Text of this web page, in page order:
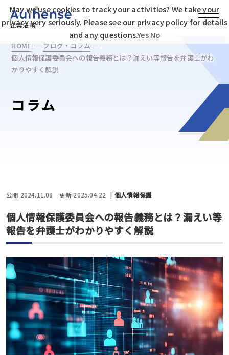
企業法務
HOME
ブログ・コラム
個人情報保護委員会への報告義務とは？漏えい等報告を弁護士がわ
かりやすく解説
コラム
公開 2024.11.08 更新 2025.04.22 個人情報保護
個人情報保護委員会への報告義務とは？漏えい等
報告を弁護士がわかりやすく解説
May we use cookies to track your activities? We take your
privacy very seriously. Please see our privacy policy for details
and any questions.Yes No